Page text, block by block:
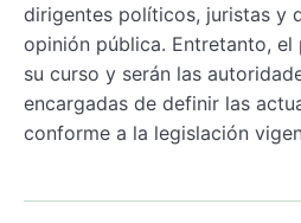
dirigentes políticos, juristas y
opinión pública. Entretanto,
su curso y serán las
encargadas de definir las
conforme a la legislación